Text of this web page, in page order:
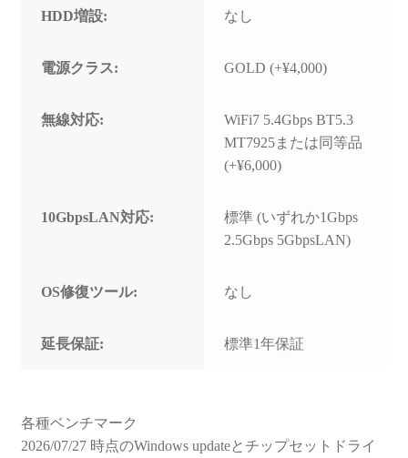
HDD増設: なし
電源クラス: GOLD (+¥4,000)
無線対応:
WiFi7 5.4Gbps BT5.3
MT7925または同等品
(+¥6,000)
10GbpsLAN対応:
標準 (いずれか1Gbps
2.5Gbps 5GbpsLAN)
OS修復ツール: なし
延長保証: 標準1年保証
各種ベンチマーク
2026/07/27 時点のWindows updateとチップセットドライ